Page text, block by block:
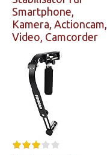
Smartphone,
Kamera, Actioncam,
Video, Camcorder